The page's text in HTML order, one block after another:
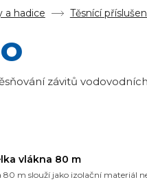
a hadice Těsnící
závitů
vlákna 80 m
80 m slouží jako izolační materiál